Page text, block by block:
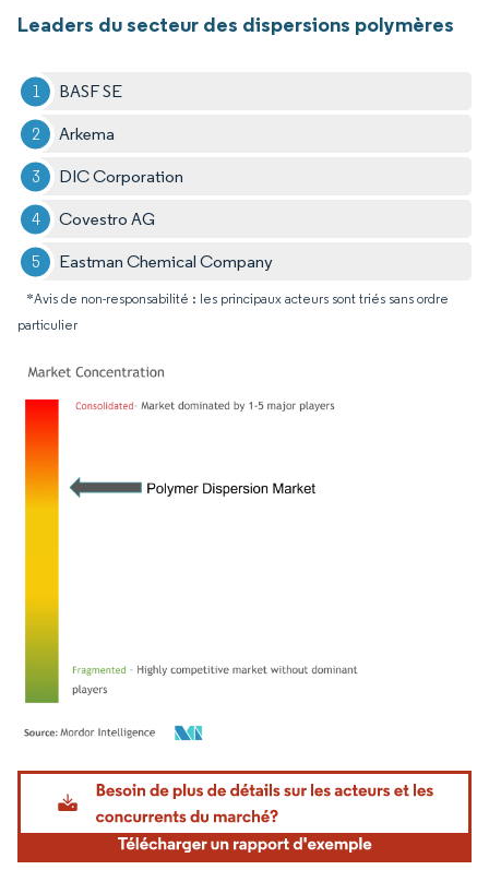
Leaders du secteur des dispersions polymères
BASF SE
Arkema
DIC Corporation
Covestro AG
Eastman Chemical Company
*Avis de non-responsabilité : les principaux acteurs sont triés sans ordre
particulier
Image © Mordor Intelligence. La réutilisation nécessite une attribution sous CC BY